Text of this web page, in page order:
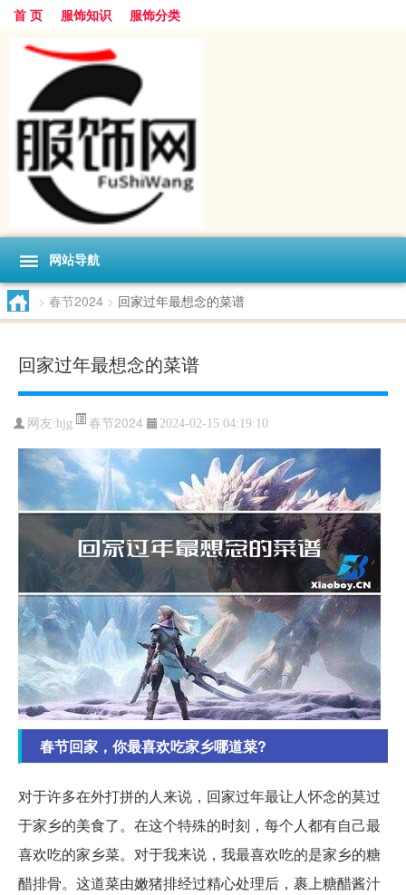
首 页 服饰知识 服饰分类
网站导航
> 春节2024 > 回家过年最想念的菜谱
回家过年最想念的菜谱
网友:hjg 春节2024 2024-02-15 04:19:10
春节回家，你最喜欢吃家乡哪道菜?
对于许多在外打拼的人来说，回家过年最让人怀念的莫过
于家乡的美食了。在这个特殊的时刻，每个人都有自己最
喜欢吃的家乡菜。对于我来说，我最喜欢吃的是家乡的糖
醋排骨。这道菜由嫩猪排经过精心处理后，裹上糖醋酱汁